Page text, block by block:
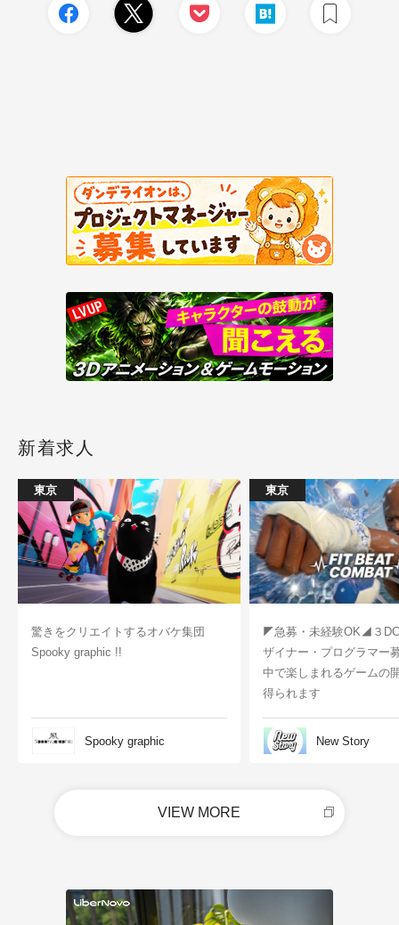
新着求人
東京
驚きをクリエイトするオバケ集団
Spooky graphic !!
Spooky graphic
東京
◤急募・未経験OK◢３
ザイナー・プログラマー
中で楽しまれるゲームの
得られます
New Story
VIEW MORE